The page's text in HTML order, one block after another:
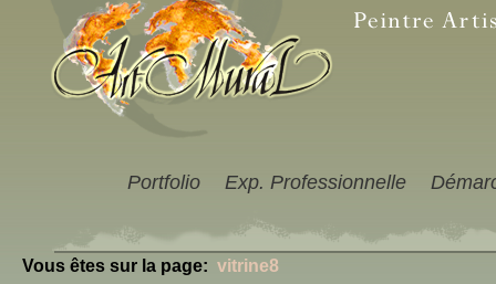
Portfolio Exp. Professionnelle
Vous êtes sur la page: vitrine8